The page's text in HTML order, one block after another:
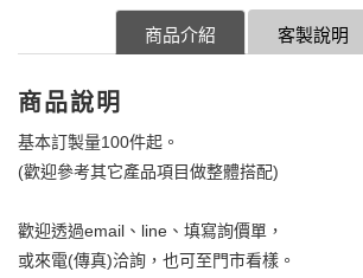
客製說明
商品介紹
商品說明
基本訂製量100件起。
(歡迎參考其它產品項目做整體搭配)
歡迎透過email、line、填寫詢價單，
或來電(傳真)洽詢，也可至門市看樣。